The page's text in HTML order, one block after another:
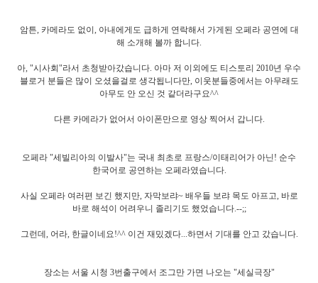
암튼, 카메라도 없이, 아내에게도 급하게 연락해서 가게된 오페라 공연에 대
해 소개해 볼까 합니다.
아, "시사회"라서 초청받아갔습니다. 아마 저 이외에도 티스토리 2010년 우수
블로거 분들은 많이 오셨을걸로 생각됩니다만, 이웃분들중에서는 아무래도
아무도 안 오신 것 같더라구요^^
다른 카메라가 없어서 아이폰만으로 영상 찍어서 갑니다.
오페라 "세빌리아의 이발사"는 국내 최초로 프랑스/이태리어가 아닌! 순수
한국어로 공연하는 오페라였습니다.
사실 오페라 여러편 보긴 했지만, 자막보랴~ 배우들 보랴 목도 아프고, 바로
바로 해석이 어려우니 졸리기도 했었습니다.--;;
그런데, 어라, 한글이네요!^^ 이건 재밌겠다...하면서 기대를 안고 갔습니다.
장소는 서울 시청 3번출구에서 조그만 가면 나오는 "세실극장"